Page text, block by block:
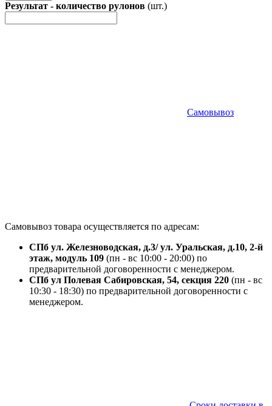
Результат - количество рулонов (шт.)
Самовывоз
Самовывоз товара осуществляется по адресам:
СПб ул. Железноводская, д.3/ ул. Уральская, д.10, 2-й
этаж, модуль 109 (пн - вс 10:00 - 20:00) по
предварительной договоренности с менеджером.
СПб ул Полевая Сабировская, 54, секция 220 (пн - вс
10:30 - 18:30) по предварительной договоренности с
менеджером.